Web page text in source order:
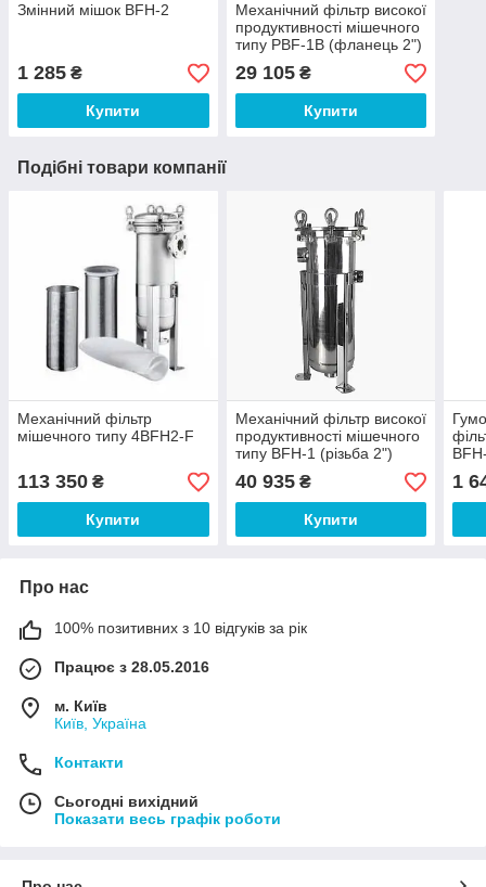
Змінний мішок BFH-2
1 285 ₴
Купити
Механічний фільтр високої
продуктивності мішечного
типу PBF-1B (фланець 2")
29 105₴
Купити
Подібні товари компанії
Механічний фільтр
мішечного типу 4BFH2-F
113 350 ₴
Купити
Механічний фільтр високої
продуктивності мішечного
типу BFH-1 (різьба 2")
40 935₴
Купити
1
Про нас
100% позитивних з 10 відгуків за рік
Працює з 28.05.2016
м. Київ
Київ, Україна
Контакти
Сьогодні вихідний
Показати весь графік роботи